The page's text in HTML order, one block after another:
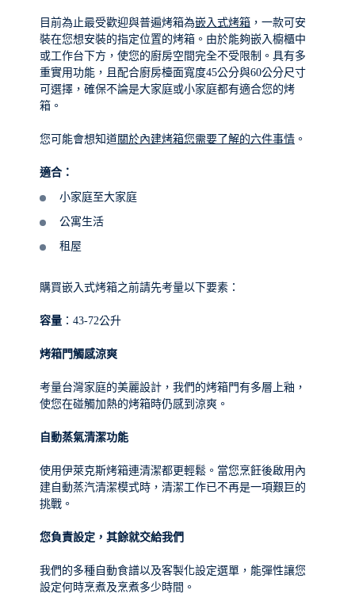
目前為止最受歡迎與普遍烤箱為嵌入式烤箱 ，一款可安
裝在您想安裝的指定位置的烤箱。由於能夠嵌入櫥櫃中
或工作台下方，使您的廚房空間完全不受限制。具有多
重實用功能，且配合廚房檯面寬度45公分與60公分尺寸
可選擇，確保不論是大家庭或小家庭都有適合您的烤
箱。
您可能會想知道關於內建烤箱您需要了解的六件事情 。
適合：
小家庭至大家庭
公寓生活
租屋
購買嵌入式烤箱之前請先考量以下要素：
容量 ：43-72公升
烤箱門觸感涼爽
考量台灣家庭的美麗設計，我們的烤箱門有多層上釉，
使您在碰觸加熱的烤箱時仍感到涼爽。
自動蒸氣清潔功能
使用伊萊克斯烤箱連清潔都更輕鬆。當您烹飪後啟用內
建自動蒸汽清潔模式時，清潔工作已不再是一項艱巨的
挑戰。
您負責設定，其餘就交給我們
我們的多種自動食譜以及客製化設定選單，能彈性讓您
設定何時烹煮及烹煮多少時間。